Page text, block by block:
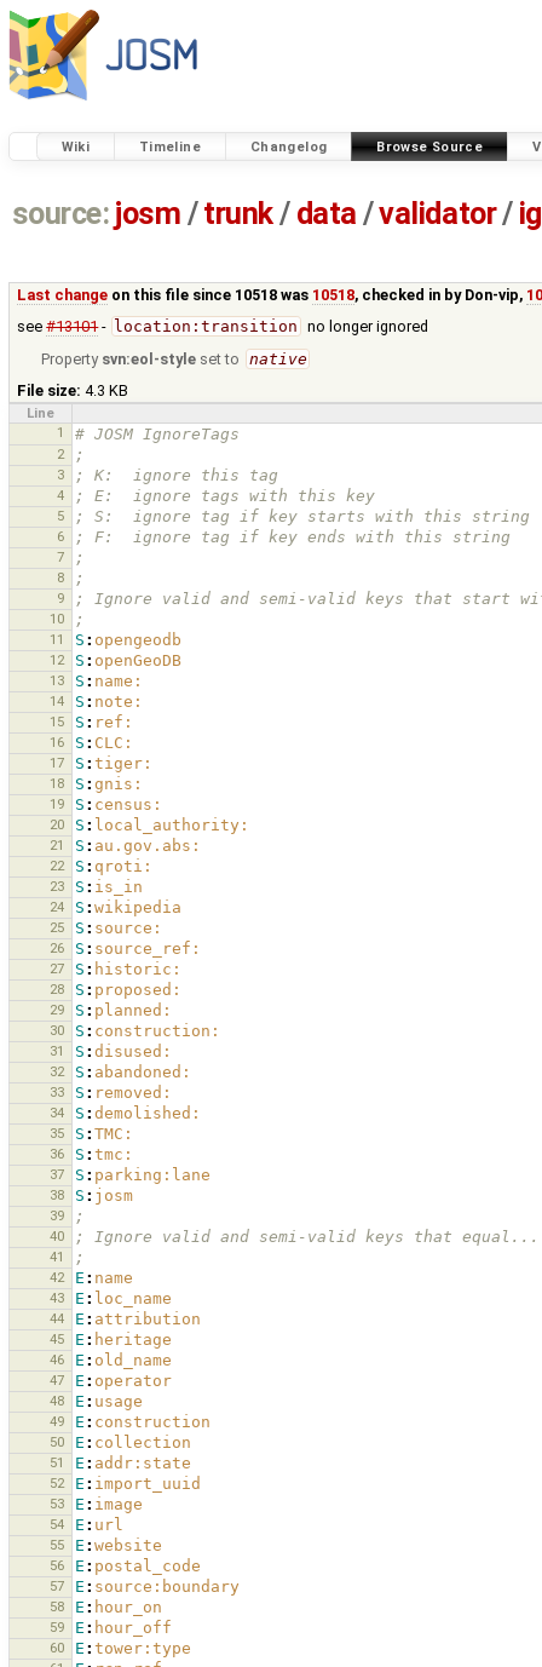
Wiki Timeline Changelog Browse Source
source: josm / trunk/ data /validator/
Last change on this file since 10518 was 10518, checked in by Don-vip,
see#13101- location:transition no longer ignored
Property svn:eol-style set to native
File size: 4.3 KB
Line
1
# JOSM IgnoreTags
2 ;
3 ; K:  ignore this tag
4 ; E:  ignore tags with this key
5 ; S:  ignore tag if key starts with this string
6 ; F:  ignore tag if key ends with this string
7 ;
8 ;
9 ; Ignore valid and semi-valid keys that start
10 ;
11 S : opengeodb
12 S : openGeoDB
13 S : name:
14 S : note:
15 S : ref:
16 S : CLC:
17 S : tiger:
18 S : gnis:
19 S : census:
20 S : local_authority:
21 S : au.gov.abs:
22 S : qroti:
23 S : is_in
24 S : wikipedia
25 S : source:
26 S : source_ref:
27 S : historic:
28 S : proposed:
29 S : planned:
30 S : construction:
31 S : disused:
32 S : abandoned:
33 S : removed:
34 S : demolished:
35 S : TMC:
36 S : tmc:
37 S : parking:lane
38 S : josm
39 ;
40 ; Ignore valid and semi-valid keys that equal...
41 ;
42 E : name
43 E : loc_name
44 E : attribution
45 E : heritage
46 E : old_name
47 E : operator
48 E : usage
49 E : construction
50 E : collection
51 E : addr:state
52 E : import_uuid
53 E : image
54 E : url
55 E : website
56 E : postal_code
57 E : source:boundary
58 E : hour_on
59 E : hour_off
60 E : tower:type